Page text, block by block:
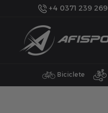
+4 0371 239 269
Biciclete